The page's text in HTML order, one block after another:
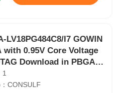
LV18PG484C8/I7 GOWIN
with 0.95V Core Voltage
Download in PBGA-
1
CONSULF